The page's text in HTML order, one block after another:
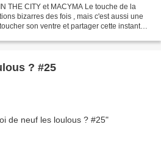
THE CITY et MACYMA Le touche de la
bizarres des fois , mais c'est aussi une
son ventre et partager cette instant
? #25